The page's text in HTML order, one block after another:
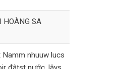
HOÀNG SA
nhuuw lucs